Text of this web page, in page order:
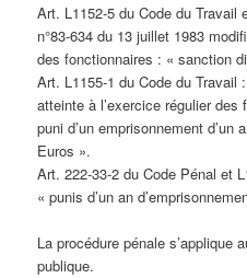
Art. L1152-5 du Code du Travail
n°83-634 du 13 juillet 1983
des fonctionnaires : « sanction
Art. L1155-1 du Code du Travail :
atteinte à l’exercice régulier
puni d’un emprisonnement d’un
Euros ».
Art. 222-33-2 du Code Pénal et
« punis d’un an
La procédure pénale s’applique
publique.